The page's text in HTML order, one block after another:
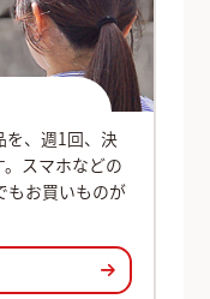
を、週1回、決
スマホなどの
もお買いものが